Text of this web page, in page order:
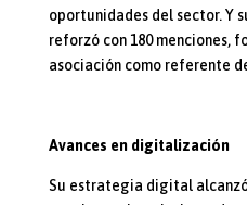
oportunidades del sector. Y
reforzó con 180 menciones,
asociación como referente
Avances en digitalización
Su estrategia digital